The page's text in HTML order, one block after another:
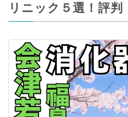
記事を読む
症状に関する記事
リニック５選！評